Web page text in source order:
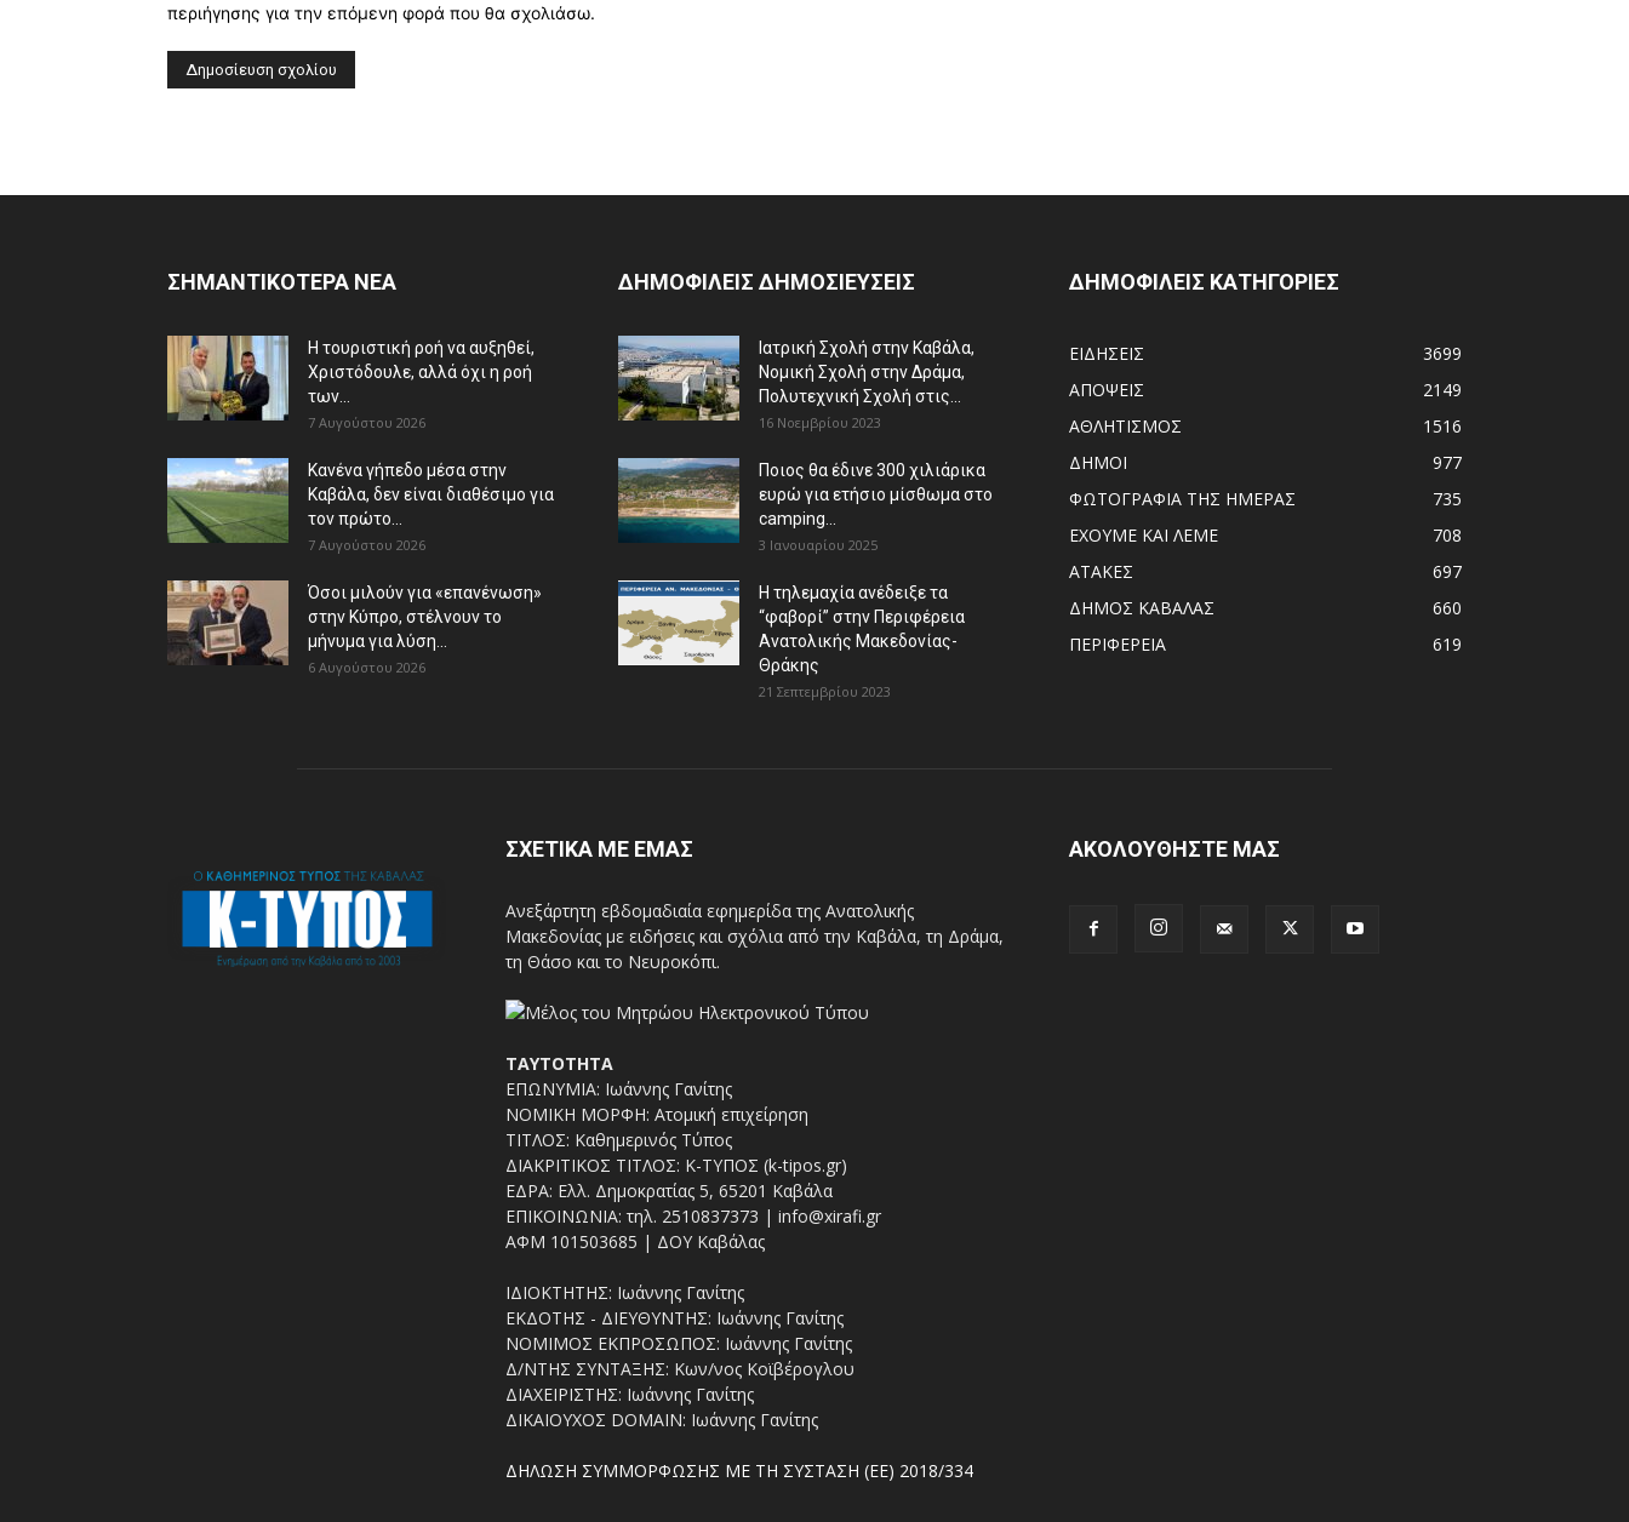
περιήγησης για την επόμενη φορά που θα σχολιάσω.
ΣΗΜΑΝΤΙΚΟΤΕΡΑ ΝΕΑ
Η τουριστική ροή να αυξηθεί,
Χριστόδουλε, αλλά όχι η ροή
των...
7 Αυγούστου 2026
Κανένα γήπεδο μέσα στην
Καβάλα, δεν είναι διαθέσιμο για
τον πρώτο...
7 Αυγούστου 2026
Όσοι μιλούν για «επανένωση»
στην Κύπρο, στέλνουν το
μήνυμα για λύση...
6 Αυγούστου 2026
ΔΗΜΟΦΙΛΕΙΣ ΔΗΜΟΣΙΕΥΣΕΙΣ
Ιατρική Σχολή στην Καβάλα,
Νομική Σχολή στην Δράμα,
Πολυτεχνική Σχολή στις...
16 Νοεμβρίου 2023
Ποιος θα έδινε 300 χιλιάρικα
ευρώ για ετήσιο μίσθωμα στο
camping...
3 Ιανουαρίου 2025
Η τηλεμαχία ανέδειξε τα
“φαβορί” στην Περιφέρεια
Ανατολικής Μακεδονίας-
Θράκης
21 Σεπτεμβρίου 2023
ΔΗΜΟΦΙΛΕΙΣ ΚΑΤΗΓΟΡΙΕΣ
ΕΙΔΗΣΕΙΣ
3699
ΑΠΟΨΕΙΣ
2149
ΑΘΛΗΤΙΣΜΟΣ
1516
ΔΗΜΟΙ
977
ΦΩΤΟΓΡΑΦΙΑ ΤΗΣ ΗΜΕΡΑΣ
735
ΕΧΟΥΜΕ ΚΑΙ ΛΕΜΕ
708
ΑΤΑΚΕΣ
697
ΔΗΜΟΣ ΚΑΒΑΛΑΣ
660
ΠΕΡΙΦΕΡΕΙΑ
619
ΣΧΕΤΙΚΑ ΜΕ ΕΜΑΣ
Ανεξάρτητη εβδομαδιαία εφημερίδα της Ανατολικής
Μακεδονίας με ειδήσεις και σχόλια από την Καβάλα, τη Δράμα,
τη Θάσο και το Νευροκόπι.
ΤΑΥΤΟΤΗΤΑ
ΕΠΩΝΥΜΙΑ: Ιωάννης Γανίτης
ΝΟΜΙΚΗ ΜΟΡΦΗ: Ατομική επιχείρηση
ΤΙΤΛΟΣ: Καθημερινός Τύπος
ΔΙΑΚΡΙΤΙΚΟΣ ΤΙΤΛΟΣ: Κ-ΤΥΠΟΣ (k-tipos.gr)
ΕΔΡΑ: Ελλ. Δημοκρατίας 5, 65201 Καβάλα
ΕΠΙΚΟΙΝΩΝΙΑ: τηλ. 2510837373 | info@xirafi.gr
ΑΦΜ 101503685 | ΔΟΥ Καβάλας
ΙΔΙΟΚΤΗΤΗΣ: Ιωάννης Γανίτης
ΕΚΔΟΤΗΣ - ΔΙΕΥΘΥΝΤΗΣ: Ιωάννης Γανίτης
ΝΟΜΙΜΟΣ ΕΚΠΡΟΣΩΠΟΣ: Ιωάννης Γανίτης
Δ/ΝΤΗΣ ΣΥΝΤΑΞΗΣ: Κων/νος Κοϊβέρογλου
ΔΙΑΧΕΙΡΙΣΤΗΣ: Ιωάννης Γανίτης
ΔΙΚΑΙΟΥΧΟΣ DOMAIN: Ιωάννης Γανίτης
ΔΗΛΩΣΗ ΣΥΜΜΟΡΦΩΣΗΣ ΜΕ ΤΗ ΣΥΣΤΑΣΗ (ΕΕ) 2018/334
ΑΚΟΛΟΥΘΗΣΤΕ ΜΑΣ